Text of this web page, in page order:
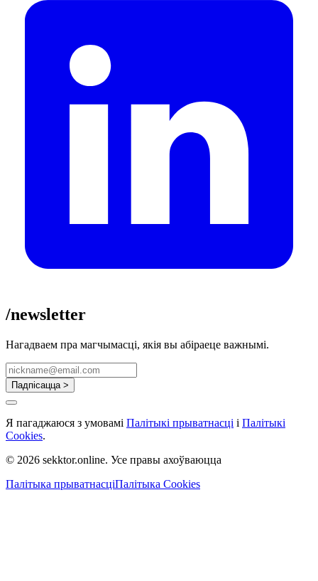
/newsletter
Нагадваем пра магчымасці, якія вы абіраеце важнымі.
Падпісацца >
Я пагаджаюся з умовамі Палітыкі прыватнасці і Палітыкі
Cookies.
© 2026 sekktor.online. Усе правы ахоўваюцца
Палітыка прыватнасціПалітыка Cookies